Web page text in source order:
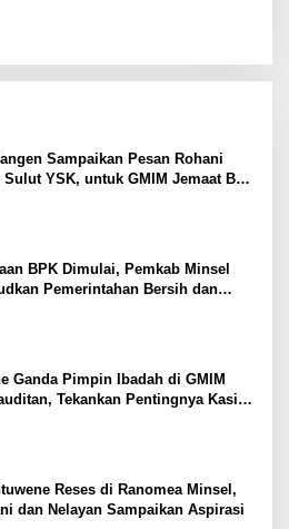
Sampaikan Pesan Rohani
YSK, untuk GMIM Jemaat Bait
BPK Dimulai, Pemkab Minsel
Pemerintahan Bersih dan
Ganda Pimpin Ibadah di GMIM
Tekankan Pentingnya Kasih
Reses di Ranomea Minsel,
dan Nelayan Sampaikan Aspirasi